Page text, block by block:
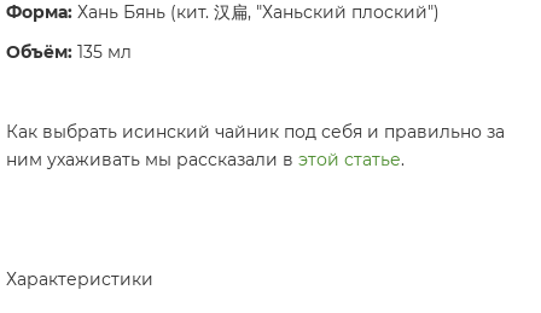
Форма: Хань Бянь (кит. 汉扁, "Ханьский плоский")
Объём: 135 мл
Как выбрать исинский чайник под себя и правильно за
ним ухаживать мы рассказали в этой статье.
Характеристики